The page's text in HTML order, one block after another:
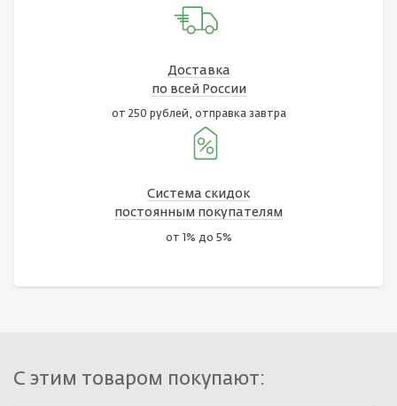
Доставка
по всей России
от 250 рублей, отправка завтра
Система скидок
постоянным покупателям
от 1% до 5%
С этим товаром покупают: